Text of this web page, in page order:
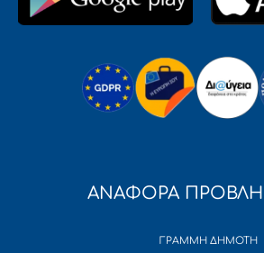
ΑΝΑΦΟΡΑ
ΓΡΑΜΜΗ ΔΗΜΟΤΗ